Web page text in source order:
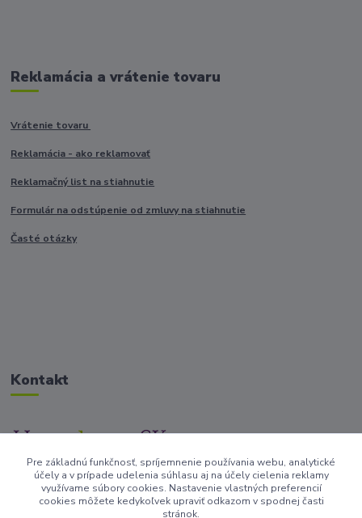
Reklamácia a vrátenie tovaru
Vrátenie tovaru
Reklamácia - ako reklamovať
Reklamačný list na stiahnutie
Formulár na odstúpenie od zmluvy na stiahnutie
Časté otázky
Kontakt
+421917682234
/Po-Pi 9-17 hod/
Pre základnú funkčnosť, spríjemnenie používania webu, analytické
účely a v prípade udelenia súhlasu aj na účely cielenia reklamy
využívame súbory cookies. Nastavenie vlastných preferencií
cookies môžete kedykoľvek upraviť odkazom v spodnej časti
stránok.